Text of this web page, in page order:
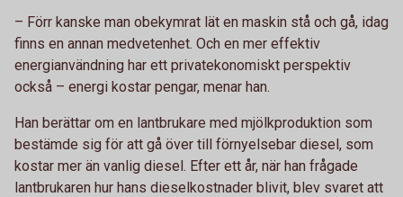
– Förr kanske man obekymrat lät en maskin stå och gå, idag
finns en annan medvetenhet. Och en mer effektiv
energianvändning har ett privatekonomiskt perspektiv
också – energi kostar pengar, menar han.
Han berättar om en lantbrukare med mjölkproduktion som
bestämde sig för att gå över till förnyelsebar diesel, som
kostar mer än vanlig diesel. Efter ett år, när han frågade
lantbrukaren hur hans dieselkostnader blivit, blev svaret att